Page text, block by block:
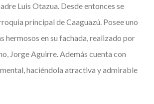
Luis Otazua. Desde entonces se
principal de Caaguazú. Posee uno
hermosos en su fachada, realizado por
Jorge Aguirre. Además cuenta con
haciéndola atractiva y admirable